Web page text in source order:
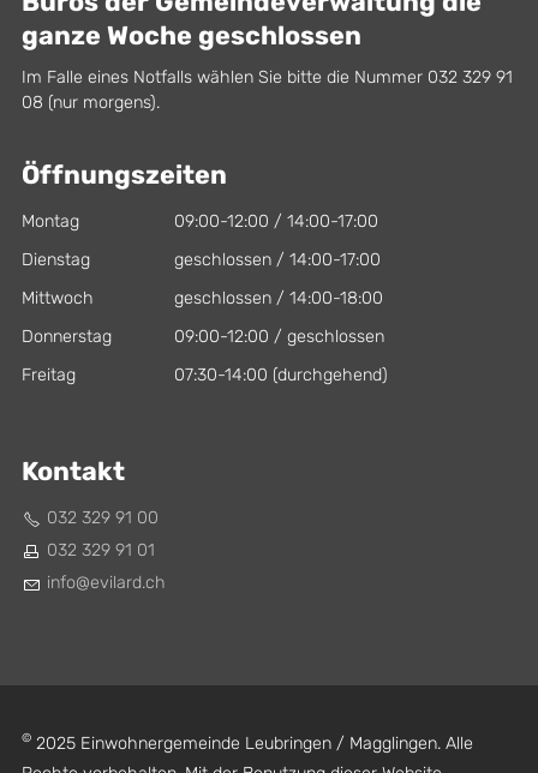
ganze Woche geschlossen
Im Falle eines Notfalls wählen Sie bitte die Nummer 032 329 91
08 (nur morgens).
Öffnungszeiten
Montag
09:00-12:00 / 14:00-17:00
Dienstag
geschlossen / 14:00-17:00
Mittwoch
geschlossen / 14:00-18:00
Donnerstag
09:00-12:00 / geschlossen
Freitag
07:30-14:00 (durchgehend)
Kontakt
032 329 91 00
032 329 91 01
nf
v l rd ch
© 2025 Einwohnergemeinde Leubringen / Magglingen. Alle